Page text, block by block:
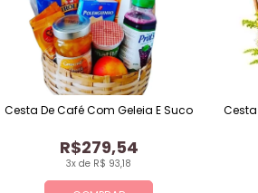
3x de R$ 93,18
R$279,54
Cesta De Café Com Geleia E Suco